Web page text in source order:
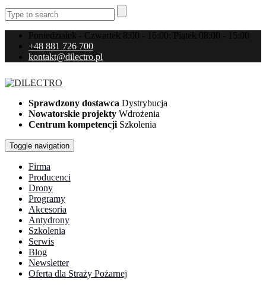
Poniedziałek - Czwartek 8:00 - 16:00; Piątek 08:00 - 15:00
+48 881 726 700
kontakt@dilectro.pl
Sprawdzony dostawca Dystrybucja
Nowatorskie projekty Wdrożenia
Centrum kompetencji Szkolenia
Toggle navigation
Firma
Producenci
Drony
Programy
Akcesoria
Antydrony
Szkolenia
Serwis
Blog
Newsletter
Oferta dla Straży Pożarnej